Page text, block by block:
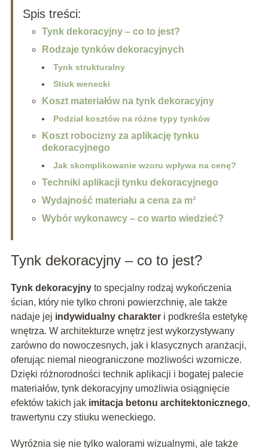
Spis treści:
Tynk dekoracyjny – co to jest?
Rodzaje tynków dekoracyjnych
Tynk strukturalny
Stiuk wenecki
Koszt materiałów na tynk dekoracyjny
Podział kosztów na różne typy tynków
Koszt robocizny za aplikację tynku
dekoracyjnego
Jak skomplikowanie wzoru wpływa na cenę?
Techniki aplikacji tynku dekoracyjnego
Wydajność materiału a cena za m²
Wybór wykonawcy – co warto wiedzieć?
Tynk dekoracyjny – co to jest?
Tynk dekoracyjnyto specjalny rodzaj wykończenia
ścian, który nie tylko chroni powierzchnię, ale także
nadaje jej indywidualny charakteri podkreśla estetykę
wnętrza. W architekturze wnętrz jest wykorzystywany
zarówno do nowoczesnych, jak i klasycznych aranżacji,
oferując niemal nieograniczone możliwości wzornicze.
Dzięki różnorodności technik aplikacji i bogatej palecie
materiałów, tynk dekoracyjny umożliwia osiągnięcie
efektów takich jak imitacja betonu architektonicznego,
trawertynu czy stiuku weneckiego.
Wyróżnia się nie tylko walorami wizualnymi, ale także